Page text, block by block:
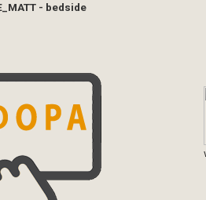
- bedside